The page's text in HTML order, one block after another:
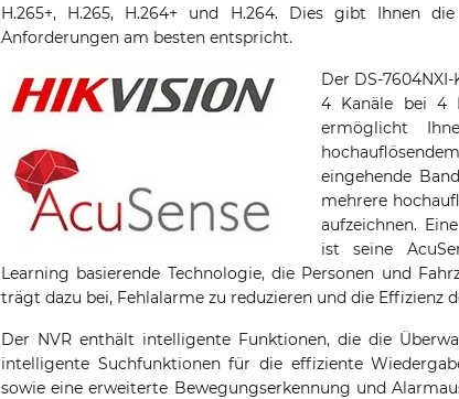
H.265+, H.265, H.264+ und H.264. Dies gibt Ihnen
Anforderungen am besten entspricht.
Der DS-7604NXI-
4 Kanäle bei 4
ermöglicht
eingehende
mehrere
aufzeichnen.
ist seine
Learning basierende Technologie, die Personen und
trägt dazu bei, Fehlalarme zu reduzieren und die Effizienz
Der NVR enthält intelligente Funktionen, die die
intelligente Suchfunktionen für die effiziente
sowie eine erweiterte Bewegungserkennung und